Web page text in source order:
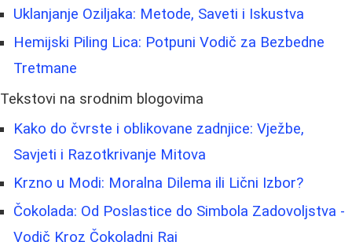
Uklanjanje Oziljaka: Metode, Saveti i Iskustva
Hemijski Piling Lica: Potpuni Vodič za Bezbedne
Tretmane
Tekstovi na srodnim blogovima
Kako do čvrste i oblikovane zadnjice: Vježbe,
Savjeti i Razotkrivanje Mitova
Krzno u Modi: Moralna Dilema ili Lični Izbor?
Čokolada: Od Poslastice do Simbola Zadovoljstva -
Vodič Kroz Čokoladni Raj